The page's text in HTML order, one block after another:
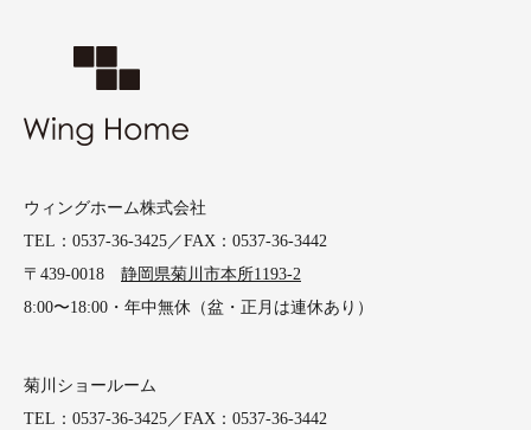
ウィングホーム株式会社
TEL：0537-36-3425／FAX：0537-36-3442
〒439-0018 静岡県菊川市本所1193-2
8:00〜18:00・年中無休（盆・正月は連休あり）
菊川ショールーム
TEL：0537-36-3425／FAX：0537-36-3442